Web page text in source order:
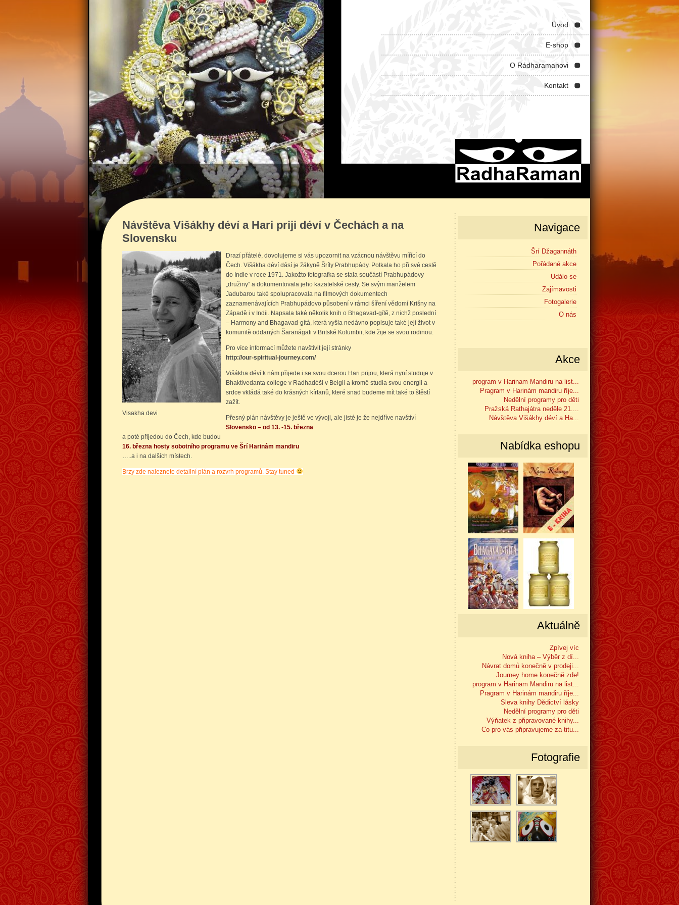
Úvod
E-shop
O Rádharamanovi
Kontakt
Návštěva Višákhy déví a Hari priji déví v Čechách a na
Slovensku
Visakha devi
Drazí přátelé, dovolujeme si vás upozornit na vzácnou návštěvu mířící do
Čech. Višákha déví dásí je žákyně Šríly Prabhupády. Potkala ho při své cestě
do Indie v roce 1971. Jakožto fotografka se stala součástí Prabhupádovy
„družiny“ a dokumentovala jeho kazatelské cesty. Se svým manželem
Jadubarou také spolupracovala na filmových dokumentech
zaznamenávajících Prabhupádovo působení v rámci šíření vědomí Krišny na
Západě i v Indii. Napsala také několik knih o Bhagavad-gítě, z nichž poslední
– Harmony and Bhagavad-gítá, která vyšla nedávno popisuje také její život v
komunitě oddaných Šaranágati v Britské Kolumbii, kde žije se svou rodinou.
Pro více informací můžete navštívit její stránky
http://our-spiritual-journey.com/
Višákha déví k nám přijede i se svou dcerou Hari prijou, která nyní studuje v
Bhaktivedanta college v Radhadéši v Belgii a kromě studia svou energii a
srdce vkládá také do krásných kírtanů, které snad budeme mít také to štěstí
zažít.
Přesný plán návštěvy je ještě ve vývoji, ale jisté je že nejdříve navštíví
Slovensko – od 13. -15. března
a poté přijedou do Čech, kde budou
16. března hosty sobotního programu ve Šrí Harinám mandiru
…..a i na dalších místech.
Brzy zde naleznete detailní plán a rozvrh programů. Stay tuned
Navigace
Šrí Džagannáth
Pořádané akce
Událo se
Zajímavosti
Fotogalerie
O nás
Akce
program v Harinam Mandiru na list...
Pragram v Harinám mandiru říje...
Nedělní programy pro děti
Pražská Rathajátra neděle 21....
Návštěva Višákhy déví a Ha...
Nabídka eshopu
Aktuálně
Zpívej víc
Nová kniha – Výběr z dí...
Návrat domů konečně v prodeji...
Journey home konečně zde!
program v Harinam Mandiru na list...
Pragram v Harinám mandiru říje...
Sleva knihy Dědictví lásky
Nedělní programy pro děti
Výňatek z připravované knihy...
Co pro vás připravujeme za titu...
Fotografie